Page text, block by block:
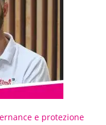
e protezione